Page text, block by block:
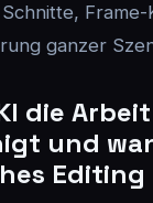
ganzer
die Arbeit
und